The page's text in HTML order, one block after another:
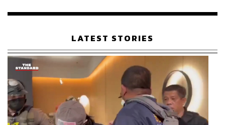
เรือนไทยที่ถูกซุกไว้
LATEST STORIES